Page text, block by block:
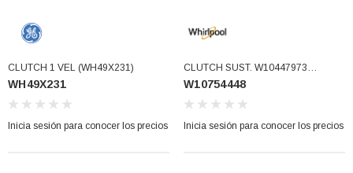
JAS Sust
precios
BALERO 6006 ORIG SELLO NEOPRENO
Inicia sesión para conocer los precios
CLUTCH 1 VEL (WH49X231)
WH49X231
Inicia sesión para conocer los precios
CLUTCH SUST. W10447973
(W10754448)
W10754448
Inicia sesión para conocer los precios